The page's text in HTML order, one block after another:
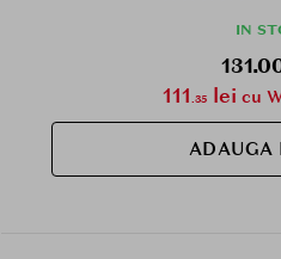
IN
111.35 lei cu
ADAUGA